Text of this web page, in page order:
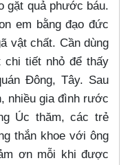
gặt quả phước báu.
em bằng đạo đức
vật chất. Cần dùng
chi tiết nhỏ để thấy
Đông, Tây. Sau
nhiều gia đình rước
Úc thăm, các trẻ
thắn khoe với ông
ơn mỗi khi được